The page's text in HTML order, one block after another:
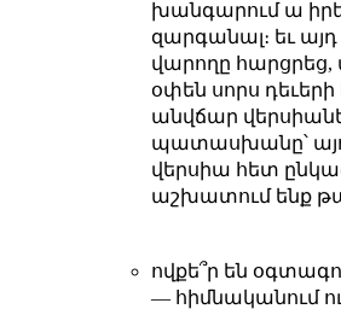
խանգարում ա
զարգանալ։ եւ
վարողը
օփեն սորս
անվճար
պատասխանը՝
վերսիա հետ
աշխատում ենք
ովքե՞ր են
— հիմնականում